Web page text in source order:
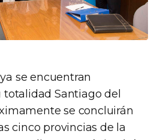
se encuentran
Santiago del
se concluirán
cinco provincias de la